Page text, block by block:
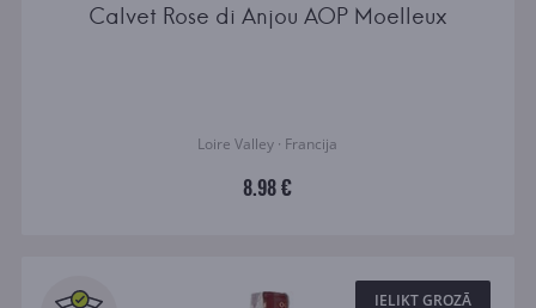
Calvet Rose di Anjou AOP Moelleux
Loire Valley · Francija
8.98 €
IELIKT GROZĀ